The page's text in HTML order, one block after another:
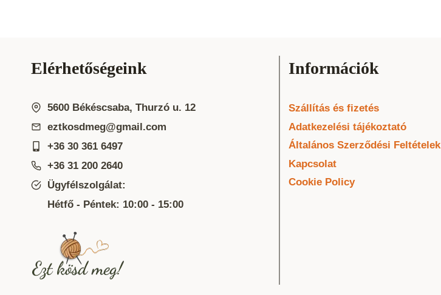
Elérhetőségeink
5600 Békéscsaba, Thurzó u. 12
eztkosdmeg@gmail.com
+36 30 361 6497
+36 31 200 2640
Ügyfélszolgálat:
Hétfő - Péntek: 10:00 - 15:00
Információk
Szállítás és fizetés
Adatkezelési tájékoztató
Általános Szerződési Feltételek
Kapcsolat
Cookie Policy